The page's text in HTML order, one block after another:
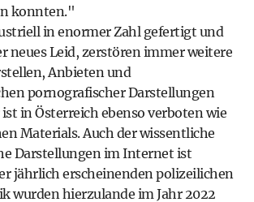
konnten."
in enormer Zahl gefertigt und
neues Leid, zerstören immer weitere
Anbieten und
pornografischer Darstellungen
in Österreich ebenso verboten wie
Materials. Auch der wissentliche
Darstellungen im Internet ist
jährlich erscheinenden polizeilichen
wurden hierzulande im Jahr 2022